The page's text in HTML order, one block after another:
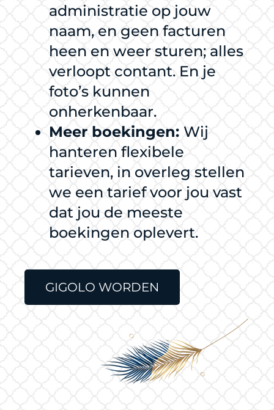
administratie op jouw
naam, en geen facturen
heen en weer sturen; alles
verloopt contant. En je
foto’s kunnen
onherkenbaar.
Meer boekingen: Wij
hanteren flexibele
tarieven, in overleg stellen
we een tarief voor jou vast
dat jou de meeste
boekingen oplevert.
GIGOLO WORDEN